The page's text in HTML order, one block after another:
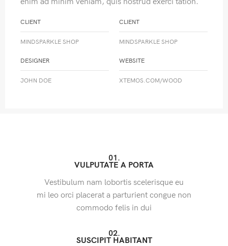
CLIENT
MINDSPARKLE SHOP
CLIENT
MINDSPARKLE SHOP
DESIGNER
JOHN DOE
WEBSITE
XTEMOS.COM/WOOD
01.
VULPUTATE A PORTA
Vestibulum nam lobortis scelerisque eu
mi leo orci placerat a parturient congue non
commodo felis in dui
02.
SUSCIPIT HABITANT